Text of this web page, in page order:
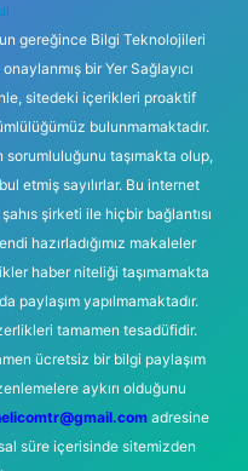
gereğince Bilgi Teknolojileri
bir Yer Sağlayıcı
sitedeki içerikleri proaktif
bulunmamaktadır.
taşımakta olup,
etmiş sayılırlar. Bu internet
şirketi ile hiçbir bağlantısı
hazırladığımız makaleler
haber niteliği taşımamakta
paylaşım yapılmamaktadır.
tamamen tesadüfidir.
ücretsiz bir bilgi paylaşım
aykırı olduğunu
adresine
süre içerisinde sitemizden